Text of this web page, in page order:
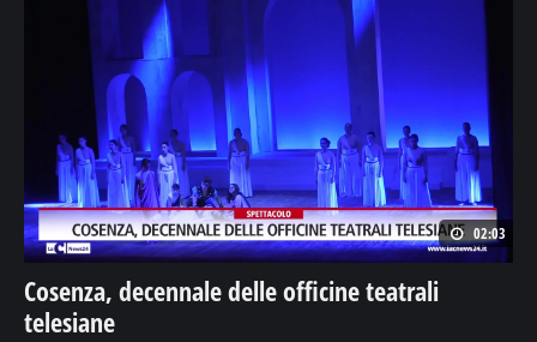
02:03
Cosenza, decennale delle officine teatrali
telesiane